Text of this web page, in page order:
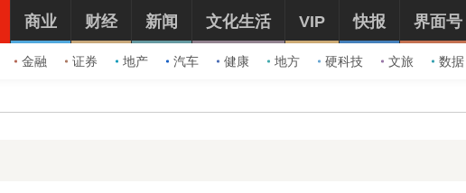
金融 证券 地产 汽车 健康 地方 硬科技 文旅 数据
商业 财经 新闻 文化生活 VIP 快报 界面号